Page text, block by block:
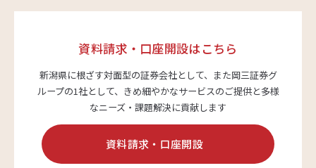
よくあるご質問はこちら
問い合わせフォーム
お電話でのお問い合わせ
資料請求・口座開設はこちら
新潟県に根ざす対面型の証券会社として、また岡三証券グ
ループの1社として、 きめ細やかなサービスのご提供と多様
なニーズ・課題解決に貢献します
資料請求・口座開設